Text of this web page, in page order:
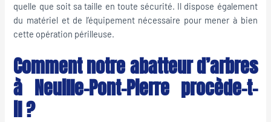
quelle que soit sa taille en toute sécurité. Il dispose également
du matériel et de l’équipement nécessaire pour mener à bien
cette opération périlleuse.
Comment notre abatteur d’arbres
à Neuille-Pont-Pierre procède-t-
il ?